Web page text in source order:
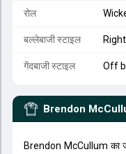
रोल
बल्लेबाजी स्टाइल
गेंदबाजी स्टाइल Off
Brendon
Brendon McCullum का